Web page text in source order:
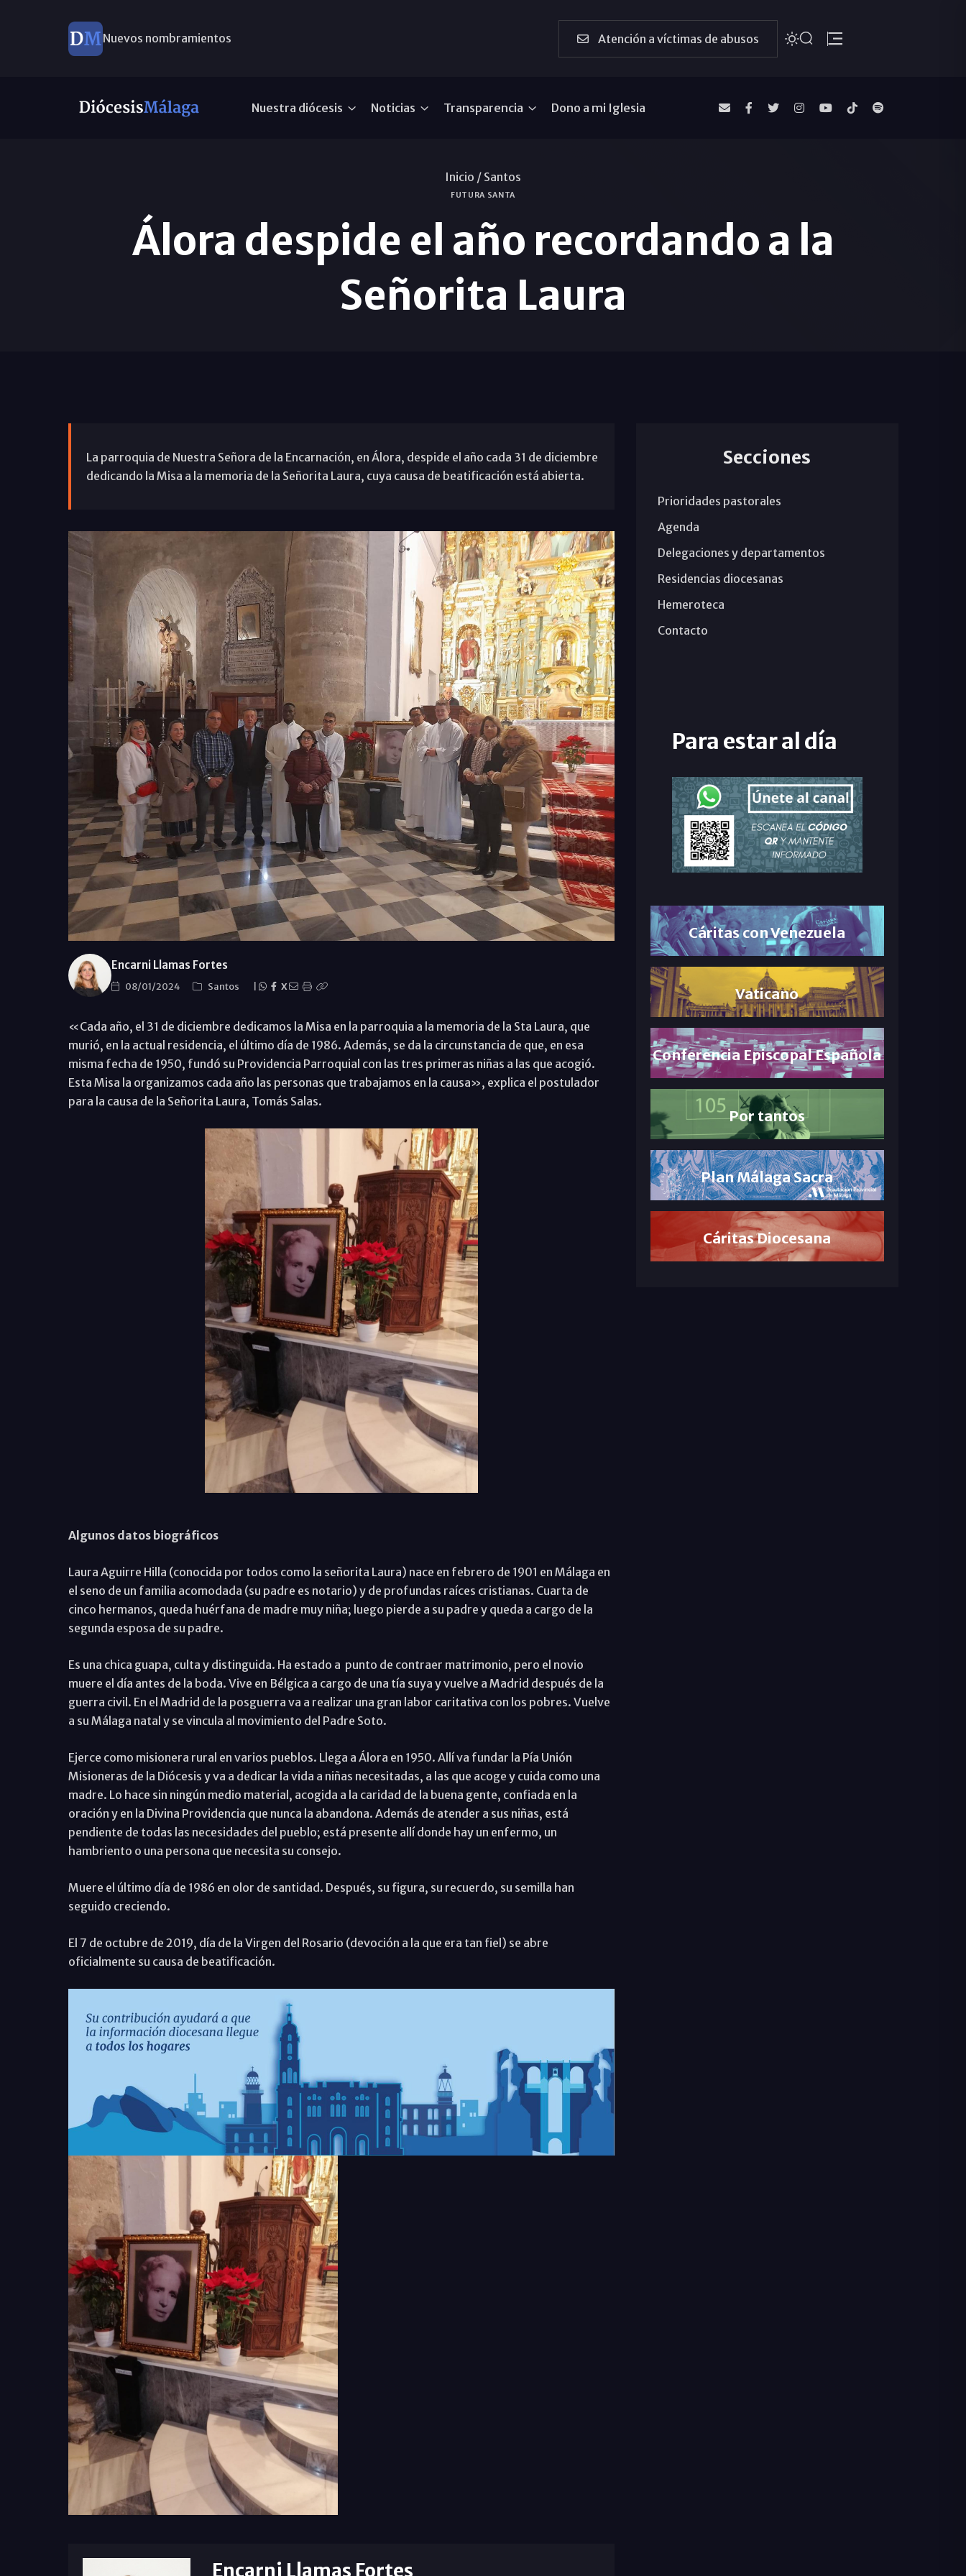
Nuevos nombramientos Atención a víctimas de abusos
Nuestra diócesis Noticias Transparencia Dono a mi Iglesia
Inicio / Santos
FUTURA SANTA
Álora despide el año recordando a la
Señorita Laura
La parroquia de Nuestra Señora de la Encarnación, en Álora, despide el año cada 31 de diciembre
dedicando la Misa a la memoria de la Señorita Laura, cuya causa de beatificación está abierta.
Encarni Llamas Fortes
08/01/2024 Santos X
«Cada año, el 31 de diciembre dedicamos la Misa en la parroquia a la memoria de la Sta Laura, que
murió, en la actual residencia, el último día de 1986. Además, se da la circunstancia de que, en esa
misma fecha de 1950, fundó su Providencia Parroquial con las tres primeras niñas a las que acogió.
Esta Misa la organizamos cada año las personas que trabajamos en la causa», explica el postulador
para la causa de la Señorita Laura, Tomás Salas.
Algunos datos biográficos
Laura Aguirre Hilla (conocida por todos como la señorita Laura) nace en febrero de 1901 en Málaga en
el seno de un familia acomodada (su padre es notario) y de profundas raíces cristianas. Cuarta de
cinco hermanos, queda huérfana de madre muy niña; luego pierde a su padre y queda a cargo de la
segunda esposa de su padre.
Es una chica guapa, culta y distinguida. Ha estado a punto de contraer matrimonio, pero el novio
muere el día antes de la boda. Vive en Bélgica a cargo de una tía suya y vuelve a Madrid después de la
guerra civil. En el Madrid de la posguerra va a realizar una gran labor caritativa con los pobres. Vuelve
a su Málaga natal y se vincula al movimiento del Padre Soto.
Ejerce como misionera rural en varios pueblos. Llega a Álora en 1950. Allí va fundar la Pía Unión
Misioneras de la Diócesis y va a dedicar la vida a niñas necesitadas, a las que acoge y cuida como una
madre. Lo hace sin ningún medio material, acogida a la caridad de la buena gente, confiada en la
oración y en la Divina Providencia que nunca la abandona. Además de atender a sus niñas, está
pendiente de todas las necesidades del pueblo; está presente allí donde hay un enfermo, un
hambriento o una persona que necesita su consejo.
Muere el último día de 1986 en olor de santidad. Después, su figura, su recuerdo, su semilla han
seguido creciendo.
El 7 de octubre de 2019, día de la Virgen del Rosario (devoción a la que era tan fiel) se abre
oficialmente su causa de beatificación.
Encarni Llamas Fortes
Secciones
Prioridades pastorales
Agenda
Delegaciones y departamentos
Residencias diocesanas
Hemeroteca
Contacto
Para estar al día
Cáritas con Venezuela
Vaticano
Conferencia Episcopal Española
Por tantos
Plan Málaga Sacra
Cáritas Diocesana